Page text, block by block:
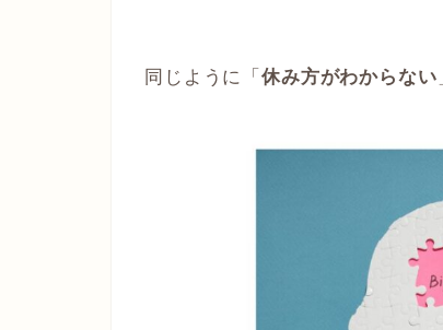
同じように「休み方がわからない